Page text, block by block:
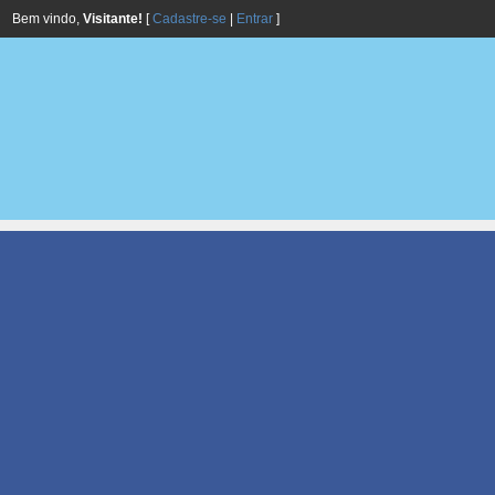
Bem vindo, Visitante! [Cadastre-se Entrar ]